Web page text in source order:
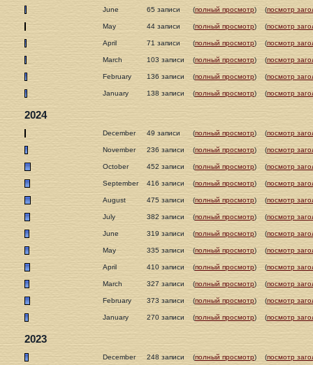
June 65 записи (полный просмотр) (посмотр
May 44 записи (полный просмотр) (посмотр
April 71 записи (полный просмотр) (посмотр
March 103 записи (полный просмотр) (посмотр
February 136 записи (полный просмотр) (посмотр
January 138 записи (полный просмотр) (посмотр
2024
December 49 записи (полный просмотр) (посмотр
November 236 записи (полный просмотр) (посмотр
October 452 записи (полный просмотр) (посмотр
September 416 записи (полный просмотр) (посмотр
August 475 записи (полный просмотр) (посмотр
July 382 записи (полный просмотр) (посмотр
June 319 записи (полный просмотр) (посмотр
May 335 записи (полный просмотр) (посмотр
April 410 записи (полный просмотр) (посмотр
March 327 записи (полный просмотр) (посмотр
February 373 записи (полный просмотр) (посмотр
January 270 записи (полный просмотр) (посмотр
2023
December 248 записи (полный просмотр) (посмотр